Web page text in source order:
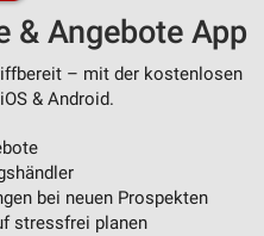
& Angebote App
– mit der kostenlosen
& Android.
bei neuen Prospekten
stressfrei planen